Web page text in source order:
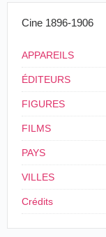
Cine 1896-1906
APPAREILS
ÉDITEURS
FIGURES
FILMS
PAYS
VILLES
Crédits